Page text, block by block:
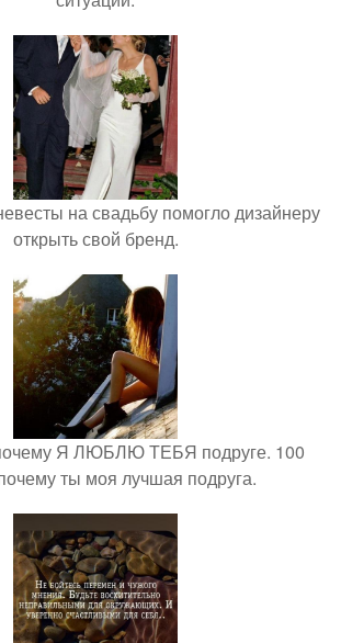
на свадьбу помогло дизайнеру
открыть свой бренд.
Я ЛЮБЛЮ ТЕБЯ подруге. 100
ты моя лучшая подруга.